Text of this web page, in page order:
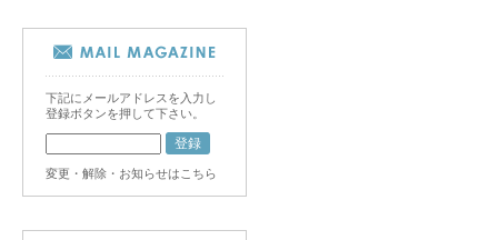
下記にメールアドレスを入力し
登録ボタンを押して下さい。
変更・解除・お知らせはこちら